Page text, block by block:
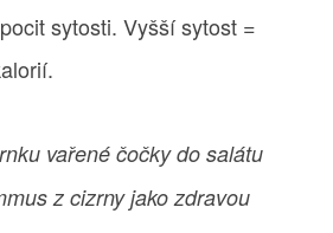
sytosti. Vyšší sytost =
vařené čočky do salátu
z cizrny jako zdravou